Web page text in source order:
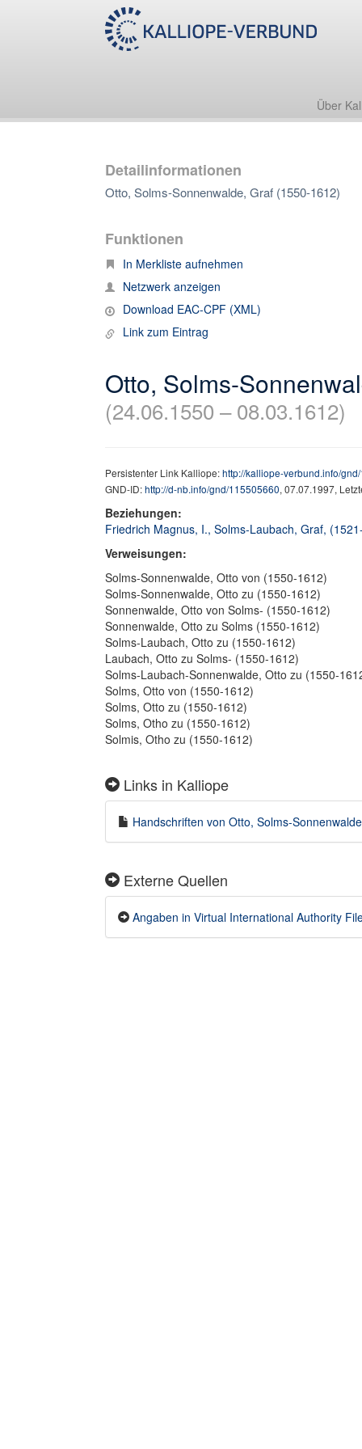
Über
Detailinformationen
Otto, Solms-Sonnenwalde, Graf (1550-1612)
Funktionen
In Merkliste aufnehmen
Netzwerk anzeigen
Download EAC-CPF (XML)
Link zum Eintrag
Otto, Solms-
(24.06.1550 – 08.03.1612)
Persistenter Link Kalliope:http://kalliope-verbund.info/
GND-ID:http://d-nb.info/gnd/115505660, 07.07.1997,
Beziehungen:
Friedrich Magnus, I., Solms-Laubach, Graf,
Verweisungen:
Solms-Sonnenwalde, Otto von (1550-1612)
Solms-Sonnenwalde, Otto zu (1550-1612)
Sonnenwalde, Otto von Solms- (1550-1612)
Sonnenwalde, Otto zu Solms (1550-1612)
Solms-Laubach, Otto zu (1550-1612)
Laubach, Otto zu Solms- (1550-1612)
Solms-Laubach-Sonnenwalde, Otto zu (1550-
Solms, Otto von (1550-1612)
Solms, Otto zu (1550-1612)
Solms, Otho zu (1550-1612)
Solmis, Otho zu (1550-1612)
Links in Kalliope
Handschriften von Otto, Solms-
Externe Quellen
Angaben in Virtual International Authority